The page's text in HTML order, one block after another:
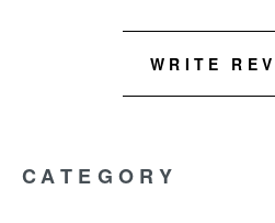
WRITE
CATEGORY